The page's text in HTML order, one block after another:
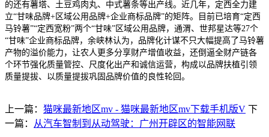
的还有薯塔、土豆鸡肉丸、中式薯条等出产线。近几年，定西全力建
立“甘味品牌+区域公用品牌+企业商标品牌”的矩阵。目前已培育“定西
马铃薯”“定西宽粉”两个“甘味”区域公用品牌，通渭、世邦星达等27个
“甘味”企业商标品牌，余峡林认为，品牌化计谋不只大幅提高了马铃薯
产物的溢价能力，让农人更多分享财产增值收益，还倒逼全财产链各
个环节强化质量管控、尺度化出产和诚信运营，构成以品牌扶植引领
质量提拔、以质量提拔巩固品牌价值的良性轮回。
上一篇： 猫咪最新地区mv - 猫咪最新地区mv下载手机版V 下
一篇：
从汽车智制到从动驾驶：广州开辟区的智能网联